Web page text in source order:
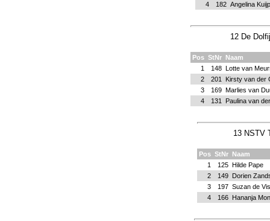
4
182 Angelina
12 De
Pos StNr
Naam
1
148 Lotte van
2
201
Kirsty van der
3
169 Marlies van
4
131 Paulina van
13 NSTV
Pos StNr
Naam
1
125 Hilde Pape
2
149
Dorien
3
197 Suzan de
4
166 Hananja